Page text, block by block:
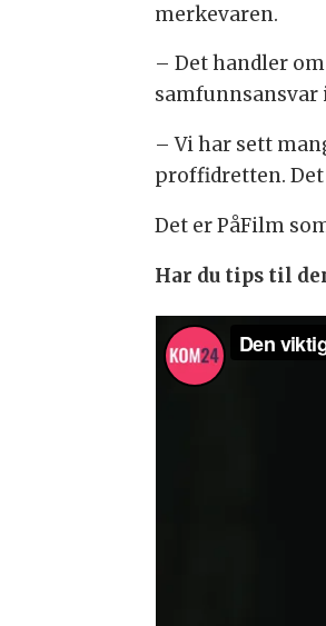
merkevaren.
– Det handler
samfunnsansvar
– Vi har sett
proffidretten.
Det er PåFilm
Har du tips til